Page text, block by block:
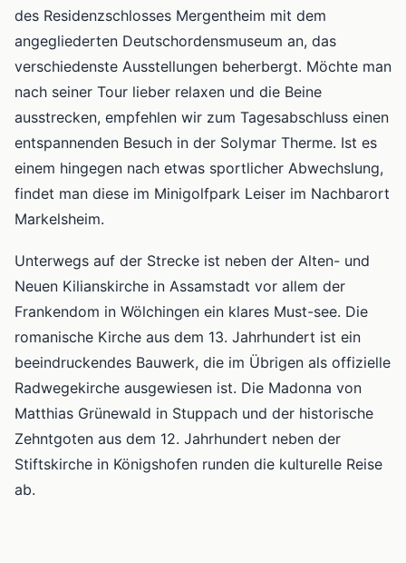
des Residenzschlosses Mergentheim mit dem
angegliederten Deutschordensmuseum an, das
verschiedenste Ausstellungen beherbergt. Möchte man
nach seiner Tour lieber relaxen und die Beine
ausstrecken, empfehlen wir zum Tagesabschluss einen
entspannenden Besuch in der Solymar Therme. Ist es
einem hingegen nach etwas sportlicher Abwechslung,
findet man diese im Minigolfpark Leiser im Nachbarort
Markelsheim.
Unterwegs auf der Strecke ist neben der Alten- und
Neuen Kilianskirche in Assamstadt vor allem der
Frankendom in Wölchingen ein klares Must-see. Die
romanische Kirche aus dem 13. Jahrhundert ist ein
beeindruckendes Bauwerk, die im Übrigen als offizielle
Radwegekirche ausgewiesen ist. Die Madonna von
Matthias Grünewald in Stuppach und der historische
Zehntgoten aus dem 12. Jahrhundert neben der
Stiftskirche in Königshofen runden die kulturelle Reise
ab.